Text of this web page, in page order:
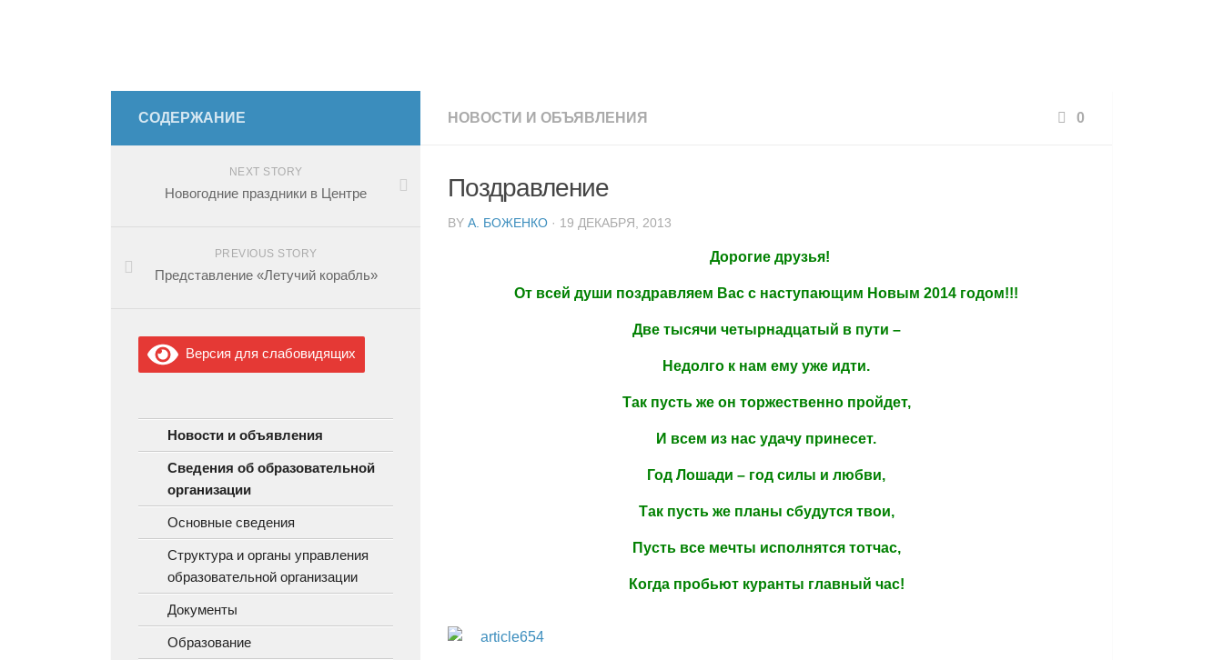
НОВОСТИ И ОБЪЯВЛЕНИЯ 0
Поздравление
BY А. БОЖЕНКО · 19 ДЕКАБРЯ, 2013
Дорогие друзья!
От всей души поздравляем Вас с наступающим Новым 2014 годом!!!
Две тысячи четырнадцатый в пути –
Недолго к нам ему уже идти.
Так пусть же он торжественно пройдет,
И всем из нас удачу принесет.
Год Лошади – год силы и любви,
Так пусть же планы сбудутся твои,
Пусть все мечты исполнятся тотчас,
Когда пробьют куранты главный час!
СОДЕРЖАНИЕ
NEXT STORY
Новогодние праздники в Центре
PREVIOUS STORY
Представление «Летучий корабль»
Версия для слабовидящих
Новости и объявления
Сведения об образовательной
организации
Основные сведения
Структура и органы управления
образовательной организации
Документы
Образование